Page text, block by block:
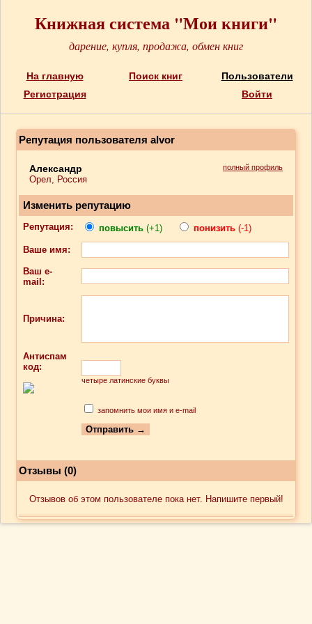
Книжная система "Мои книги"
дарение, купля, продажа, обмен книг
На главную Поиск книг
Пользователи
Регистрация
Войти
Репутация пользователя alvor
Александр
Орел, Россия
полный профиль
Изменить репутацию
Репутация: повысить (+1) понизить (-1)
Ваше имя:
Ваш e-
mail:
Причина:
Антиспам
код:
четыре латинские буквы
запомнить мои имя и e-mail
Отзывы (0)
Отзывов об этом пользователе пока нет. Напишите первый!